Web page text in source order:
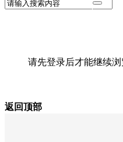
请先登录后才能继续浏
返回顶部